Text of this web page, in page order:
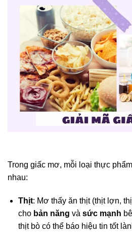
Trong giấc mơ, mỗi loại thực
nhau:
Thịt: Mơ thấy ăn thịt (thịt lợn,
cho bản năng và sức mạnh
thịt bò có thể báo hiệu tin tốt